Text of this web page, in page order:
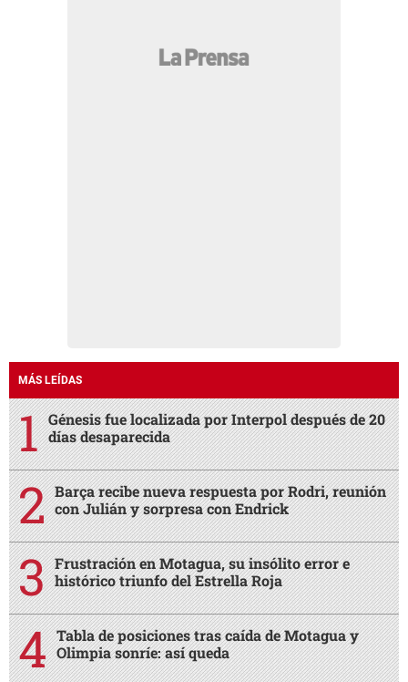
MÁS LEÍDAS
Génesis fue localizada por Interpol después de 20
días desaparecida
Barça recibe nueva respuesta por Rodri, reunión
con Julián y sorpresa con Endrick
Frustración en Motagua, su insólito error e
histórico triunfo del Estrella Roja
Tabla de posiciones tras caída de Motagua y
Olimpia sonríe: así queda